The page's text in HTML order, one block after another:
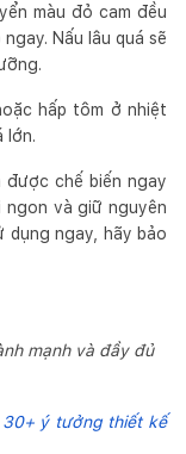
màu đỏ cam đều
Nấu lâu quá sẽ
hấp tôm ở nhiệt
lớn.
được chế biến ngay
ngon và giữ nguyên
dụng ngay, hãy bảo
mạnh và đầy đủ
30+ ý tưởng thiết kế